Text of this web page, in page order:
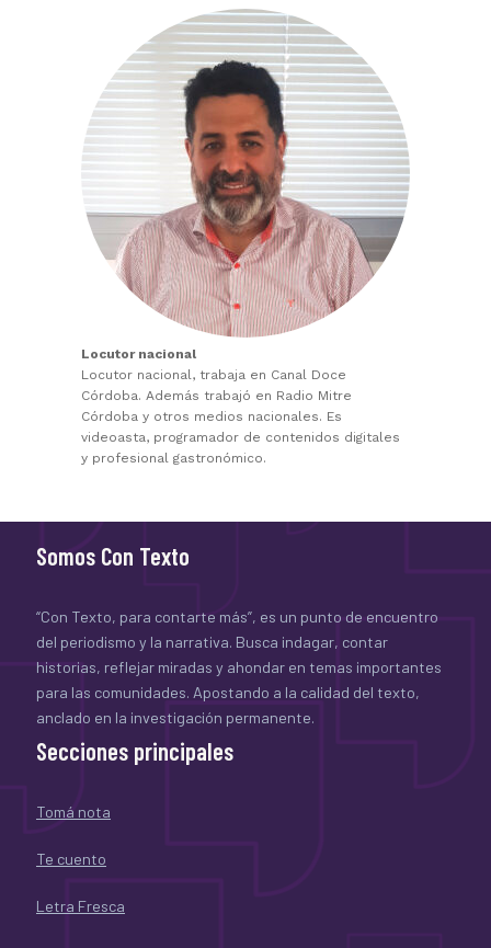
Locutor nacional
Locutor nacional, trabaja en Canal Doce
Córdoba. Además trabajó en Radio Mitre
Córdoba y otros medios nacionales. Es
videoasta, programador de contenidos digitales
y profesional gastronómico.
Somos Con Texto
“Con Texto, para contarte más”, es un punto de encuentro
del periodismo y la narrativa. Busca indagar, contar
historias, reflejar miradas y ahondar en temas importantes
para las comunidades. Apostando a la calidad del texto,
anclado en la investigación permanente.
Secciones principales
Tomá nota
Te cuento
Letra Fresca